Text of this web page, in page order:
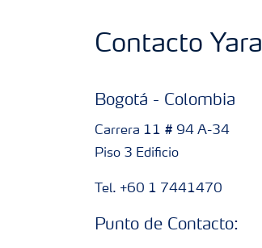
Contacto Yara
Bogotá - Colombia
Carrera 11 # 94 A-34
Piso 3 Edificio
Tel. +60 1 7441470
Punto de Contacto: